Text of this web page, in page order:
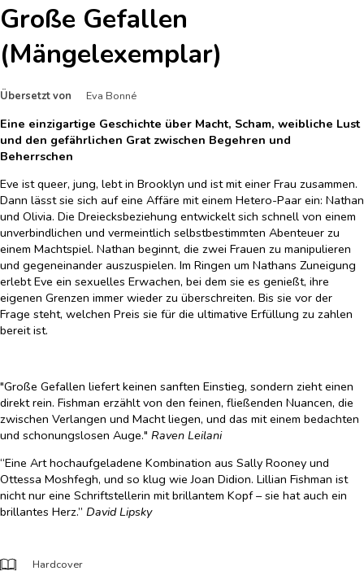
Große Gefallen
(Mängelexemplar)
Übersetzt von Eva Bonné
Eine einzigartige Geschichte über Macht, Scham, weibliche Lust
und den gefährlichen Grat zwischen Begehren und
Beherrschen
Eve ist queer, jung, lebt in Brooklyn und ist mit einer Frau zusammen.
Dann lässt sie sich auf eine Affäre mit einem Hetero-Paar ein: Nathan
und Olivia. Die Dreiecksbeziehung entwickelt sich schnell von einem
unverbindlichen und vermeintlich selbstbestimmten Abenteuer zu
einem Machtspiel. Nathan beginnt, die zwei Frauen zu manipulieren
und gegeneinander auszuspielen. Im Ringen um Nathans Zuneigung
erlebt Eve ein sexuelles Erwachen, bei dem sie es genießt, ihre
eigenen Grenzen immer wieder zu überschreiten. Bis sie vor der
Frage steht, welchen Preis sie für die ultimative Erfüllung zu zahlen
bereit ist.
"Große Gefallen liefert keinen sanften Einstieg, sondern zieht einen
direkt rein. Fishman erzählt von den feinen, fließenden Nuancen, die
zwischen Verlangen und Macht liegen, und das mit einem bedachten
und schonungslosen Auge." Raven Leilani
“Eine Art hochaufgeladene Kombination aus Sally Rooney und
Ottessa Moshfegh, und so klug wie Joan Didion. Lillian Fishman ist
nicht nur eine Schriftstellerin mit brillantem Kopf – sie hat auch ein
brillantes Herz.” David Lipsky
Hardcover